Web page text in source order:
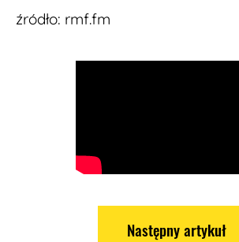
źródło: rmf.fm
Następny artykuł